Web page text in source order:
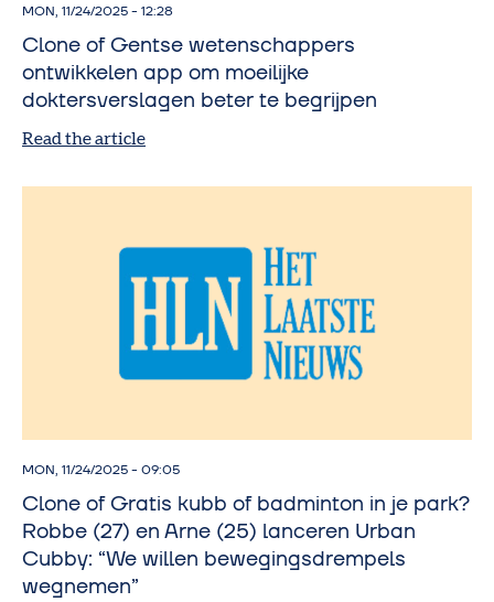
MON, 11/24/2025 - 12:28
Clone of Gentse wetenschappers
ontwikkelen app om moeilijke
doktersverslagen beter te begrijpen
Read the article
MON, 11/24/2025 - 09:05
Clone of Gratis kubb of badminton in je park?
Robbe (27) en Arne (25) lanceren Urban
Cubby: “We willen bewegingsdrempels
wegnemen”